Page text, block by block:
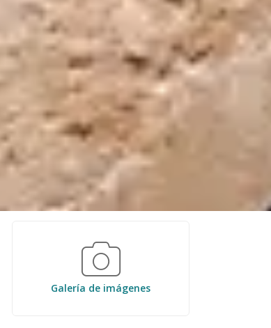
Galería de imágenes